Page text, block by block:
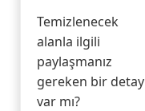
Temizlenecek
alanla ilgili
paylaşmanız
gereken bir detay
var mı?